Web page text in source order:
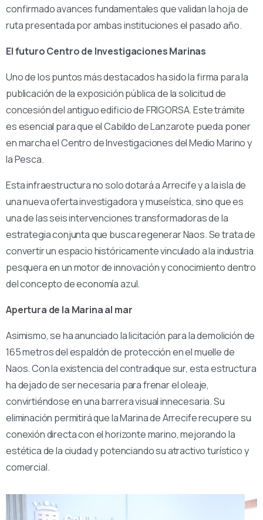
confirmado avances fundamentales que validan la hoja de
ruta presentada por ambas instituciones el pasado año.
El futuro Centro de Investigaciones Marinas
Uno de los puntos más destacados ha sido la firma para la
publicación de la exposición pública de la solicitud de
concesión del antiguo edificio de FRIGORSA. Este trámite
es esencial para que el Cabildo de Lanzarote pueda poner
en marcha el Centro de Investigaciones del Medio Marino y
la Pesca.
Esta infraestructura no solo dotará a Arrecife y a la isla de
una nueva oferta investigadora y museística, sino que es
una de las seis intervenciones transformadoras de la
estrategia conjunta que busca regenerar Naos. Se trata de
convertir un espacio históricamente vinculado a la industria
pesquera en un motor de innovación y conocimiento dentro
del concepto de economía azul.
Apertura de la Marina al mar
Asimismo, se ha anunciado la licitación para la demolición de
165 metros del espaldón de protección en el muelle de
Naos. Con la existencia del contradique sur, esta estructura
ha dejado de ser necesaria para frenar el oleaje,
convirtiéndose en una barrera visual innecesaria. Su
eliminación permitirá que la Marina de Arrecife recupere su
conexión directa con el horizonte marino, mejorando la
estética de la ciudad y potenciando su atractivo turístico y
comercial.